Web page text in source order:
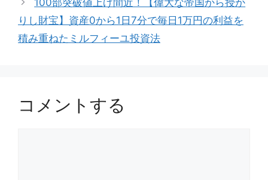
りし財宝】資産0から1日7分で毎日1万円の利益を
積み重ねたミルフィーユ投資法
コメントする